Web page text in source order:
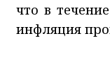
что в
инфляция